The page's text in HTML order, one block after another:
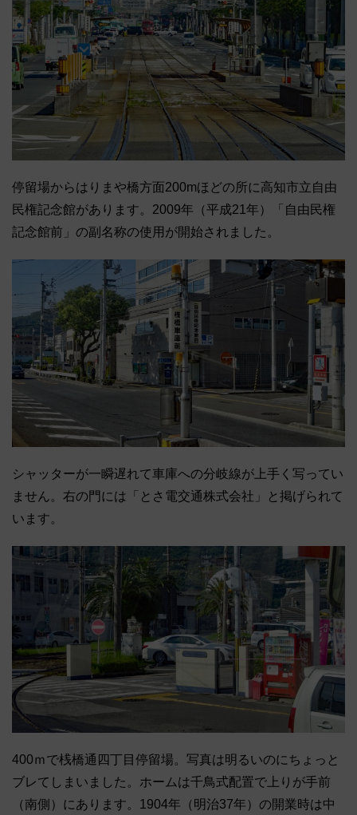
停留場からはりまや橋方面200mほどの所に高知市立自由
民権記念館があります。2009年（平成21年）「自由民権
記念館前」の副名称の使用が開始されました。
シャッターが一瞬遅れて車庫への分岐線が上手く写ってい
ません。右の門には「とさ電交通株式会社」と掲げられて
います。
400ｍで桟橋通四丁目停留場。写真は明るいのにちょっと
ブレてしまいました。ホームは千鳥式配置で上りが手前
（南側）にあります。1904年（明治37年）の開業時は中